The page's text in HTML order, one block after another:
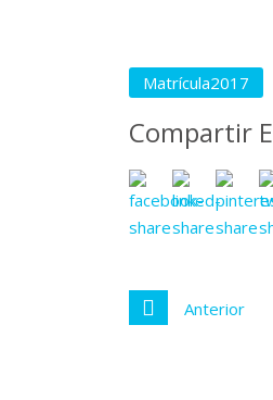
Matrícula2017
Compartir
Anterior